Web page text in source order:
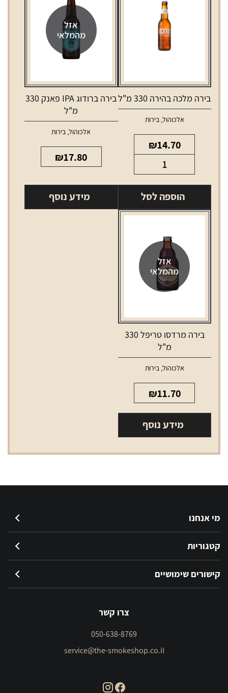
בירה מלכה בהירה 330 מ"ל
אלכוהול,בירות
₪14.70
של
בירה
מלכה
בהירה
מ"ל
הוספה לסל
אזל
מהמלאי
בירה ברודוג IPA פאנק 330
מ"ל
אלכוהול, בירות
₪17.80
מידע נוסף
אזל
מהמלאי
בירה מרדסו טריפל 330
מ"ל
אלכוהול,בירות
₪11.70
מידע נוסף
מי אנחנו
קטגוריות
קישורים שימושיים
צרו קשר
050-638-8769
service@the-smokeshop.co.il